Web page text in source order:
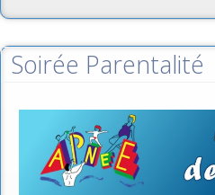
Soirée Parentalité